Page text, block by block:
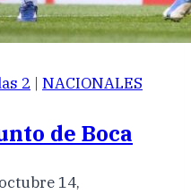
2 | NACIONALES
de Boca
octubre 14,